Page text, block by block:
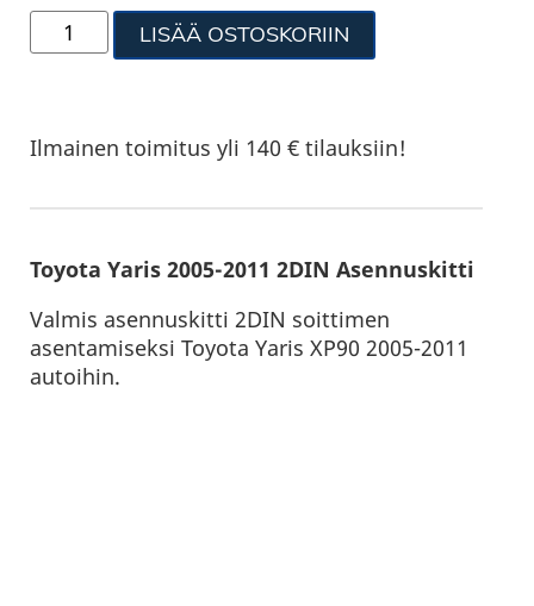
LISÄÄ OSTOSKORIIN
Ilmainen toimitus yli 140 € tilauksiin!
Toyota Yaris 2005-2011 2DIN Asennuskitti
Valmis asennuskitti 2DIN soittimen
asentamiseksi Toyota Yaris XP90 2005-2011
autoihin.